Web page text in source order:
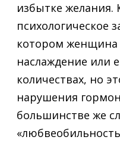
избытке желания.
психологическое
котором женщина
наслаждение или
количествах, но
нарушения
большинстве же